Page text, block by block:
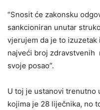
“Snosit će zakonsku
sankcioniran unutar
vjerujem da je to
najveći broj zdravstvenih
svoje posao”.
U toj je ustanovi trenutno
kojima je 28 liječnika, no